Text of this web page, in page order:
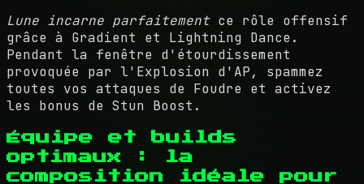
Lune incarne parfaitementce rôle offensif
grâce à Gradient et Lightning Dance.
Pendant la fenêtre d'étourdissement
provoquée par l'Explosion d'AP, spammez
toutes vos attaques de Foudre et activez
les bonus de Stun Boost.
Équipe et builds
optimaux : la
composition idéale pour